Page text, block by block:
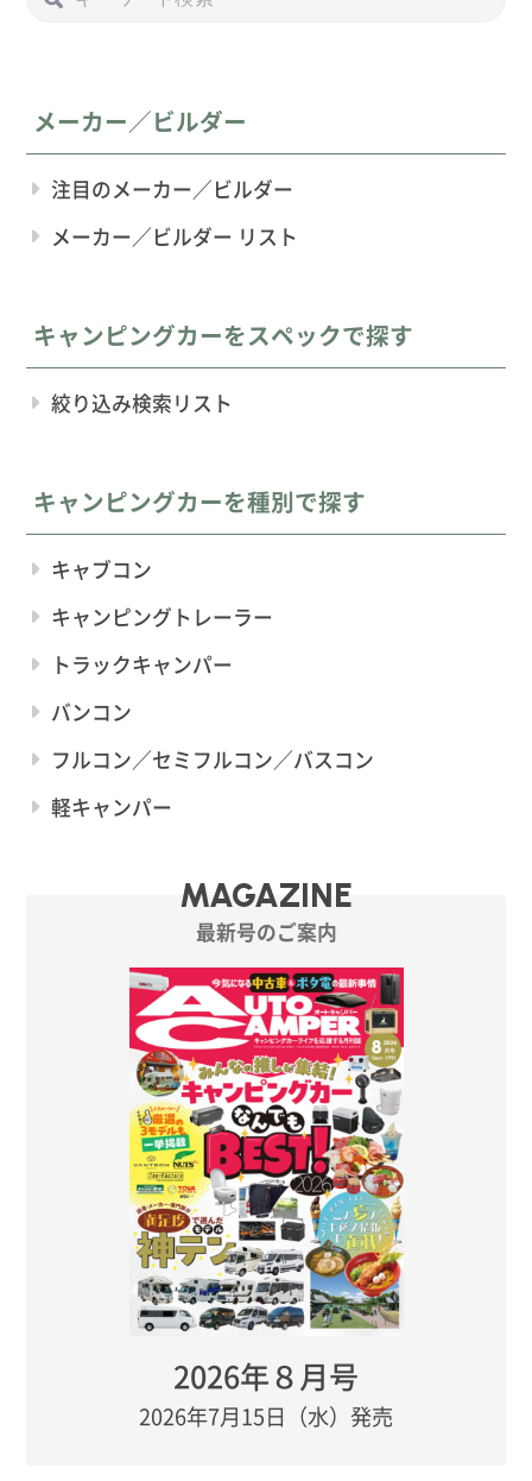
メーカー／ビルダー
注目のメーカー／ビルダー
メーカー／ビルダー リスト
キャンピングカーをスペックで探す
絞り込み検索リスト
キャンピングカーを種別で探す
キャブコン
キャンピングトレーラー
トラックキャンパー
バンコン
フルコン／セミフルコン／バスコン
軽キャンパー
MAGAZINE
最新号のご案内
2026年８月号
2026年7月15日（水）発売